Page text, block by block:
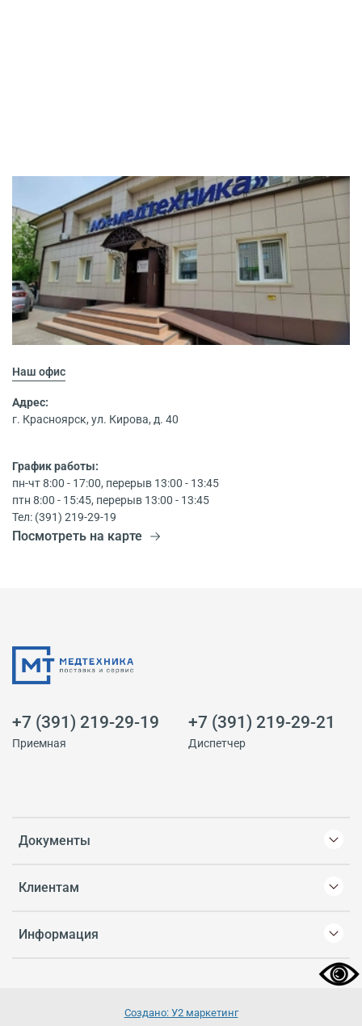
Наш офис
Адрес:
г. Красноярск, ул. Кирова, д. 40
График работы:
пн-чт 8:00 - 17:00, перерыв 13:00 - 13:45
птн 8:00 - 15:45, перерыв 13:00 - 13:45
Тел: (391) 219-29-19
Посмотреть на карте
Документы
Клиентам
Информация
+7 (391) 219-29-19
Приемная
+7 (391) 219-29-21
Диспетчер
Создано: У2 маркетинг